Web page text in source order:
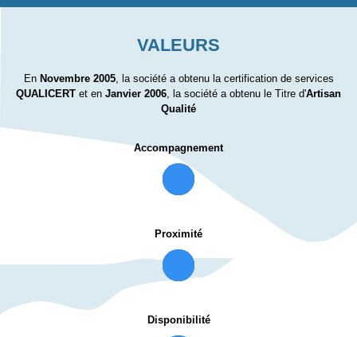
VALEURS
En Novembre 2005, la société a obtenu la certification de services
QUALICERT et en Janvier 2006, la société a obtenu le Titre d'Artisan
Qualité
Accompagnement
Proximité
Disponibilité